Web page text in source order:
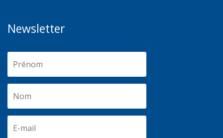
Newsletter